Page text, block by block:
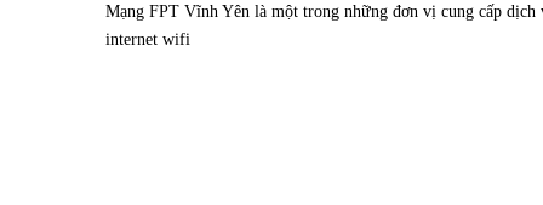
Mạng FPT Vĩnh Yên là một trong những đơn vị cung cấp dịch
internet wifi